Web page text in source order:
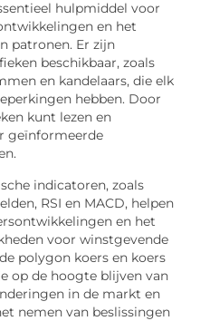
hulpmiddel voor
en het
patronen. Er zijn
beschikbaar, zoals
en kandelaars, die elk
hebben. Door
kunt lezen en
geïnformeerde
indicatoren, zoals
RSI en MACD, helpen
en het
voor winstgevende
polygon koers en koers
op de hoogte blijven van
in de markt en
nemen van beslissingen